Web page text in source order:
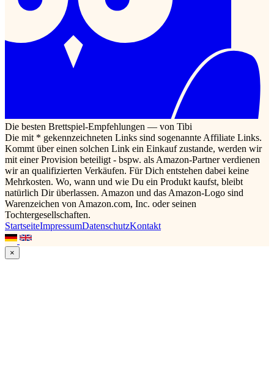
Die besten Brettspiel-Empfehlungen — von Tibi
Die mit * gekennzeichneten Links sind sogenannte Affiliate Links.
Kommt über einen solchen Link ein Einkauf zustande, werden wir
mit einer Provision beteiligt - bspw. als Amazon-Partner verdienen
wir an qualifizierten Verkäufen. Für Dich entstehen dabei keine
Mehrkosten. Wo, wann und wie Du ein Produkt kaufst, bleibt
natürlich Dir überlassen. Amazon und das Amazon-Logo sind
Warenzeichen von Amazon.com, Inc. oder seinen
Tochtergesellschaften.
StartseiteImpressumDatenschutzKontakt
×